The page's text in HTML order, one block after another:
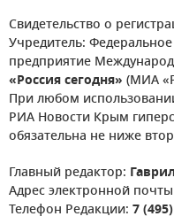
Свидетельство о
Учредитель:
предприятие
«Россия сегодня» (МИА
При любом
РИА Новости Крым
обязательна не ниже
Главный редактор:
Адрес электронной
Телефон Редакции: 7